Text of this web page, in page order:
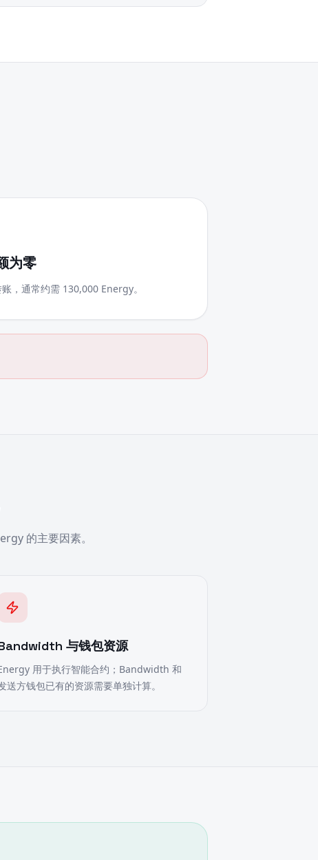
为零
，通常约需 130,000 Energy。
的主要因素。
与钱包资源
用于执行智能合约；Bandwidth 和
送方钱包已有的资源需要单独计算。